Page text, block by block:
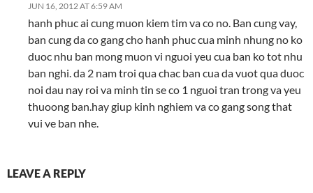
JUN 16, 2012 AT 6:59 AM
hanh phuc ai cung muon kiem tim va co no. Ban cung vay,
ban cung da co gang cho hanh phuc cua minh nhung no ko
duoc nhu ban mong muon vi nguoi yeu cua ban ko tot nhu
ban nghi. da 2 nam troi qua chac ban cua da vuot qua duoc
noi dau nay roi va minh tin se co 1 nguoi tran trong va yeu
thuoong ban.hay giup kinh nghiem va co gang song that
vui ve ban nhe.
LEAVE A REPLY